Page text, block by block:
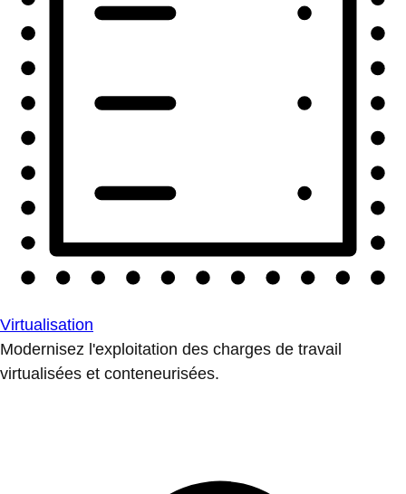
Virtualisation
Modernisez l'exploitation des charges de travail
virtualisées et conteneurisées.